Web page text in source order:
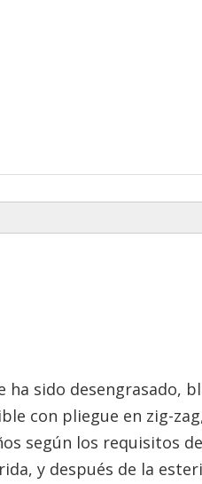
sido desengrasado,
con pliegue en zig-
según los requisitos
y después de la